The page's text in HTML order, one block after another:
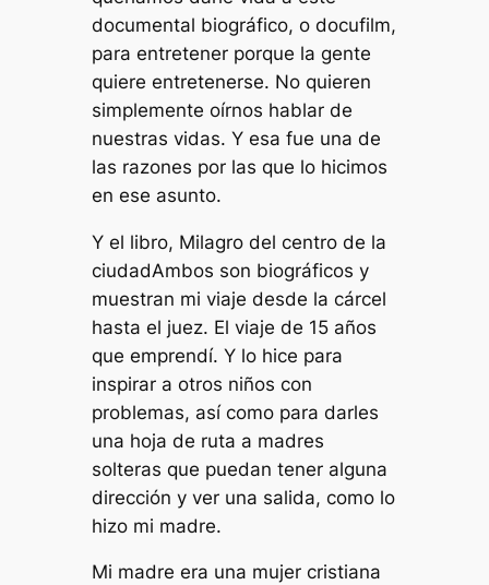
documental biográfico, o docufilm,
para entretener porque la gente
quiere entretenerse. No quieren
simplemente oírnos hablar de
nuestras vidas. Y esa fue una de
las razones por las que lo hicimos
en ese asunto.
Y el libro, Milagro del centro de la
ciudadAmbos son biográficos y
muestran mi viaje desde la cárcel
hasta el juez. El viaje de 15 años
que emprendí. Y lo hice para
inspirar a otros niños con
problemas, así como para darles
una hoja de ruta a madres
solteras que puedan tener alguna
dirección y ver una salida, como lo
hizo mi madre.
Mi madre era una mujer cristiana